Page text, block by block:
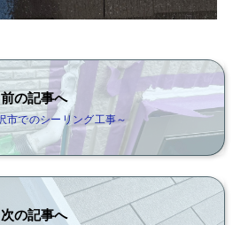
前の記事へ
市でのシーリング工事～
次の記事へ